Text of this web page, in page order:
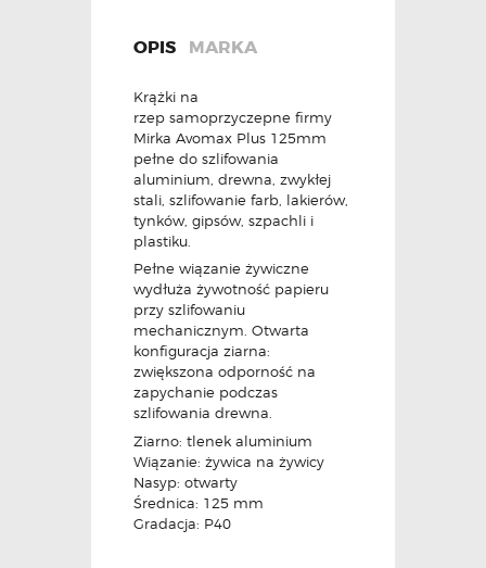
OPIS MARKA
Krążki na
rzep samoprzyczepne firmy
Mirka Avomax Plus 125mm
pełne do szlifowania
aluminium, drewna, zwykłej
stali, szlifowanie farb, lakierów,
tynków, gipsów, szpachli i
plastiku.
Pełne wiązanie żywiczne
wydłuża żywotność papieru
przy szlifowaniu
mechanicznym. Otwarta
konfiguracja ziarna:
zwiększona odporność na
zapychanie podczas
szlifowania drewna.
Ziarno: tlenek aluminium
Wiązanie: żywica na żywicy
Nasyp: otwarty
Średnica: 125 mm
Gradacja: P40